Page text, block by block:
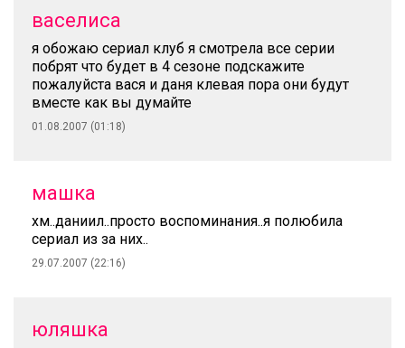
васелиса
я обожаю сериал клуб я смотрела все серии
побрят что будет в 4 сезоне подскажите
пожалуйста вася и даня клевая пора они будут
вместе как вы думайте
01.08.2007 (01:18)
машка
хм..даниил..просто воспоминания..я полюбила
сериал из за них..
29.07.2007 (22:16)
юляшка